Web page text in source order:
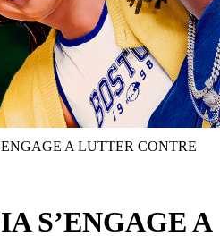
A LUTTER CONTRE
S’ENGAGE A